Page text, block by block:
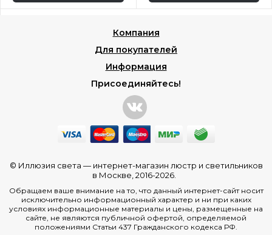
Компания
Для покупателей
Информация
Присоединяйтесь!
© Иллюзия света — интернет-магазин люстр и светильников
в Москве , 2016-2026.
Обращаем ваше внимание на то, что данный интернет-сайт носит
исключительно информационный характер и ни при каких
условиях информационные материалы и цены, размещенные на
сайте, не являются публичной офертой, определяемой
положениями Статьи 437 Гражданского кодекса РФ.